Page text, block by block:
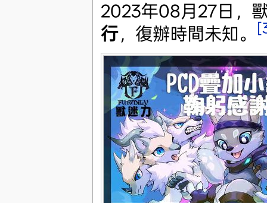
2023年08月27日，
行，復辦時間未知。